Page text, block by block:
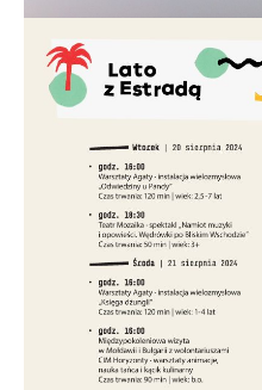
Co słychać na